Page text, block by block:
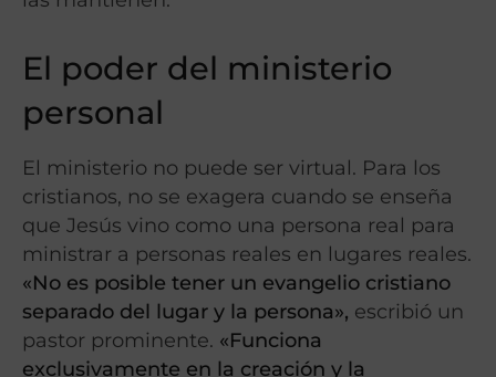
El poder del ministerio
personal
El ministerio no puede ser virtual. Para los
cristianos, no se exagera cuando se enseña
que Jesús vino como una persona real para
ministrar a personas reales en lugares reales.
«No es posible tener un evangelio cristiano
separado del lugar y la persona», escribió un
pastor prominente. «Funciona
exclusivamente en la creación y la